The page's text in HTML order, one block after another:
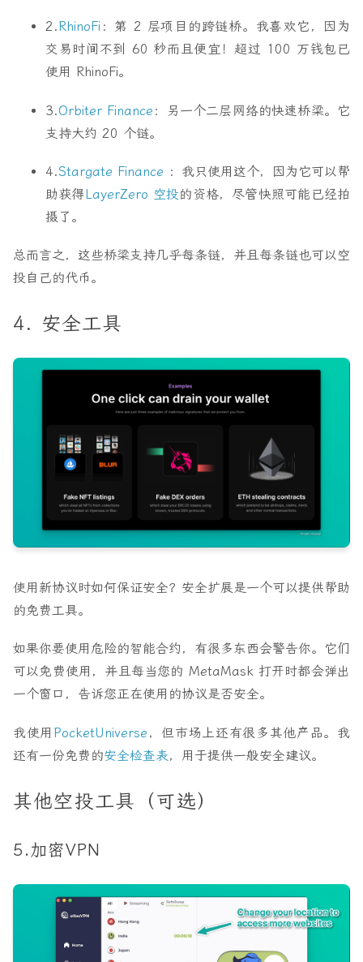
2.RhinoFi ：第 2 层项目的跨链桥。我喜欢它，因为
交易时间不到 60 秒而且便宜！超过 100 万钱包已
使用 RhinoFi。
3.Orbiter Finance ：另一个二层网络的快速桥梁。它
支持大约 20 个链。
4.Stargate Finance ：我只使用这个，因为它可以帮
助获得LayerZero 空投的资格，尽管快照可能已经拍
摄了。
总而言之，这些桥梁支持几乎每条链，并且每条链也可以空
投自己的代币。
4. 安全工具
使用新协议时如何保证安全？安全扩展是一个可以提供帮助
的免费工具。
如果你要使用危险的智能合约，有很多东西会警告你。它们
可以免费使用，并且每当您的 MetaMask 打开时都会弹出
一个窗口，告诉您正在使用的协议是否安全。
我使用 PocketUniverse ，但市场上还有很多其他产品。我
还有一份免费的安全检查表，用于提供一般安全建议。
其他空投工具（可选）
5.加密VPN